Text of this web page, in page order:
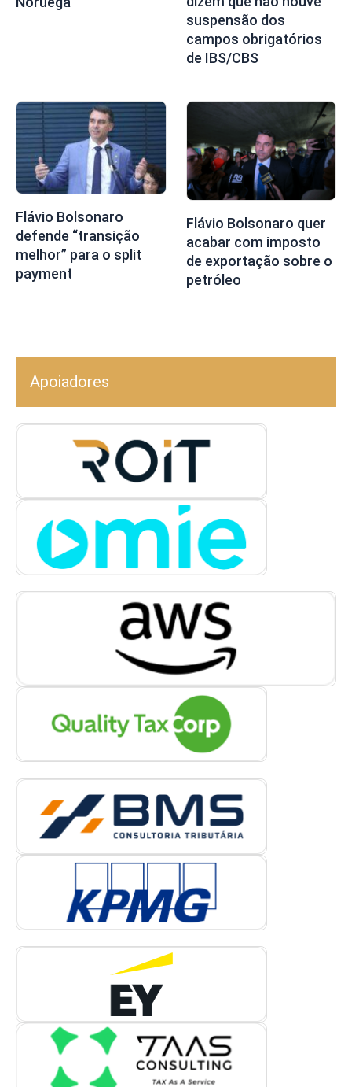
suspensão dos
campos obrigatórios
de IBS/CBS
Flávio Bolsonaro
defende “transição
melhor” para o split
payment
Flávio Bolsonaro quer
acabar com imposto
de exportação sobre o
petróleo
Apoiadores